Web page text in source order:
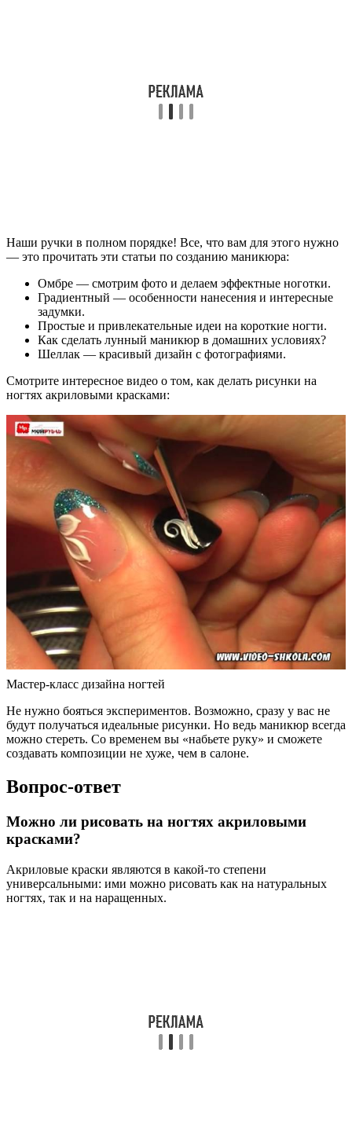
Наши ручки в полном порядке! Все, что вам для этого нужно
— это прочитать эти статьи по созданию маникюра:
Омбре — смотрим фото и делаем эффектные ноготки.
Градиентный — особенности нанесения и интересные
задумки.
Простые и привлекательные идеи на короткие ногти.
Как сделать лунный маникюр в домашних условиях?
Шеллак — красивый дизайн с фотографиями.
Смотрите интересное видео о том, как делать рисунки на
ногтях акриловыми красками:
Мастер-класс дизайна ногтей
Не нужно бояться экспериментов. Возможно, сразу у вас не
будут получаться идеальные рисунки. Но ведь маникюр всегда
можно стереть. Со временем вы «набьете руку» и сможете
создавать композиции не хуже, чем в салоне.
Вопрос-ответ
Можно ли рисовать на ногтях акриловыми
красками?
Акриловые краски являются в какой-то степени
универсальными: ими можно рисовать как на натуральных
ногтях, так и на наращенных.